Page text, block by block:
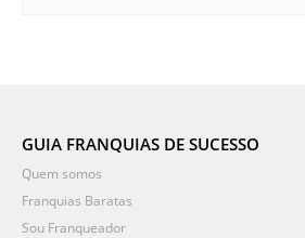
GUIA FRANQUIAS DE SUCESSO
Quem somos
Franquias Baratas
Sou Franqueador